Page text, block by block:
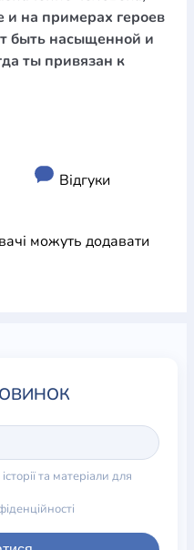
за номером: +38
и на примерах героев
быть насыщенной и
ты привязан к
Відгуки
можуть додавати
та матеріали для